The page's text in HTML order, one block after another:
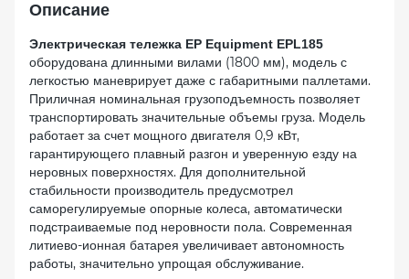
Описание
Электрическая тележка EP Equipment EPL185
оборудована длинными вилами (1800 мм), модель с
легкостью маневрирует даже с габаритными паллетами.
Приличная номинальная грузоподъемность позволяет
транспортировать значительные объемы груза. Модель
работает за счет мощного двигателя 0,9 кВт,
гарантирующего плавный разгон и уверенную езду на
неровных поверхностях. Для дополнительной
стабильности производитель предусмотрел
саморегулируемые опорные колеса, автоматически
подстраиваемые под неровности пола. Современная
литиево-ионная батарея увеличивает автономность
работы, значительно упрощая обслуживание.